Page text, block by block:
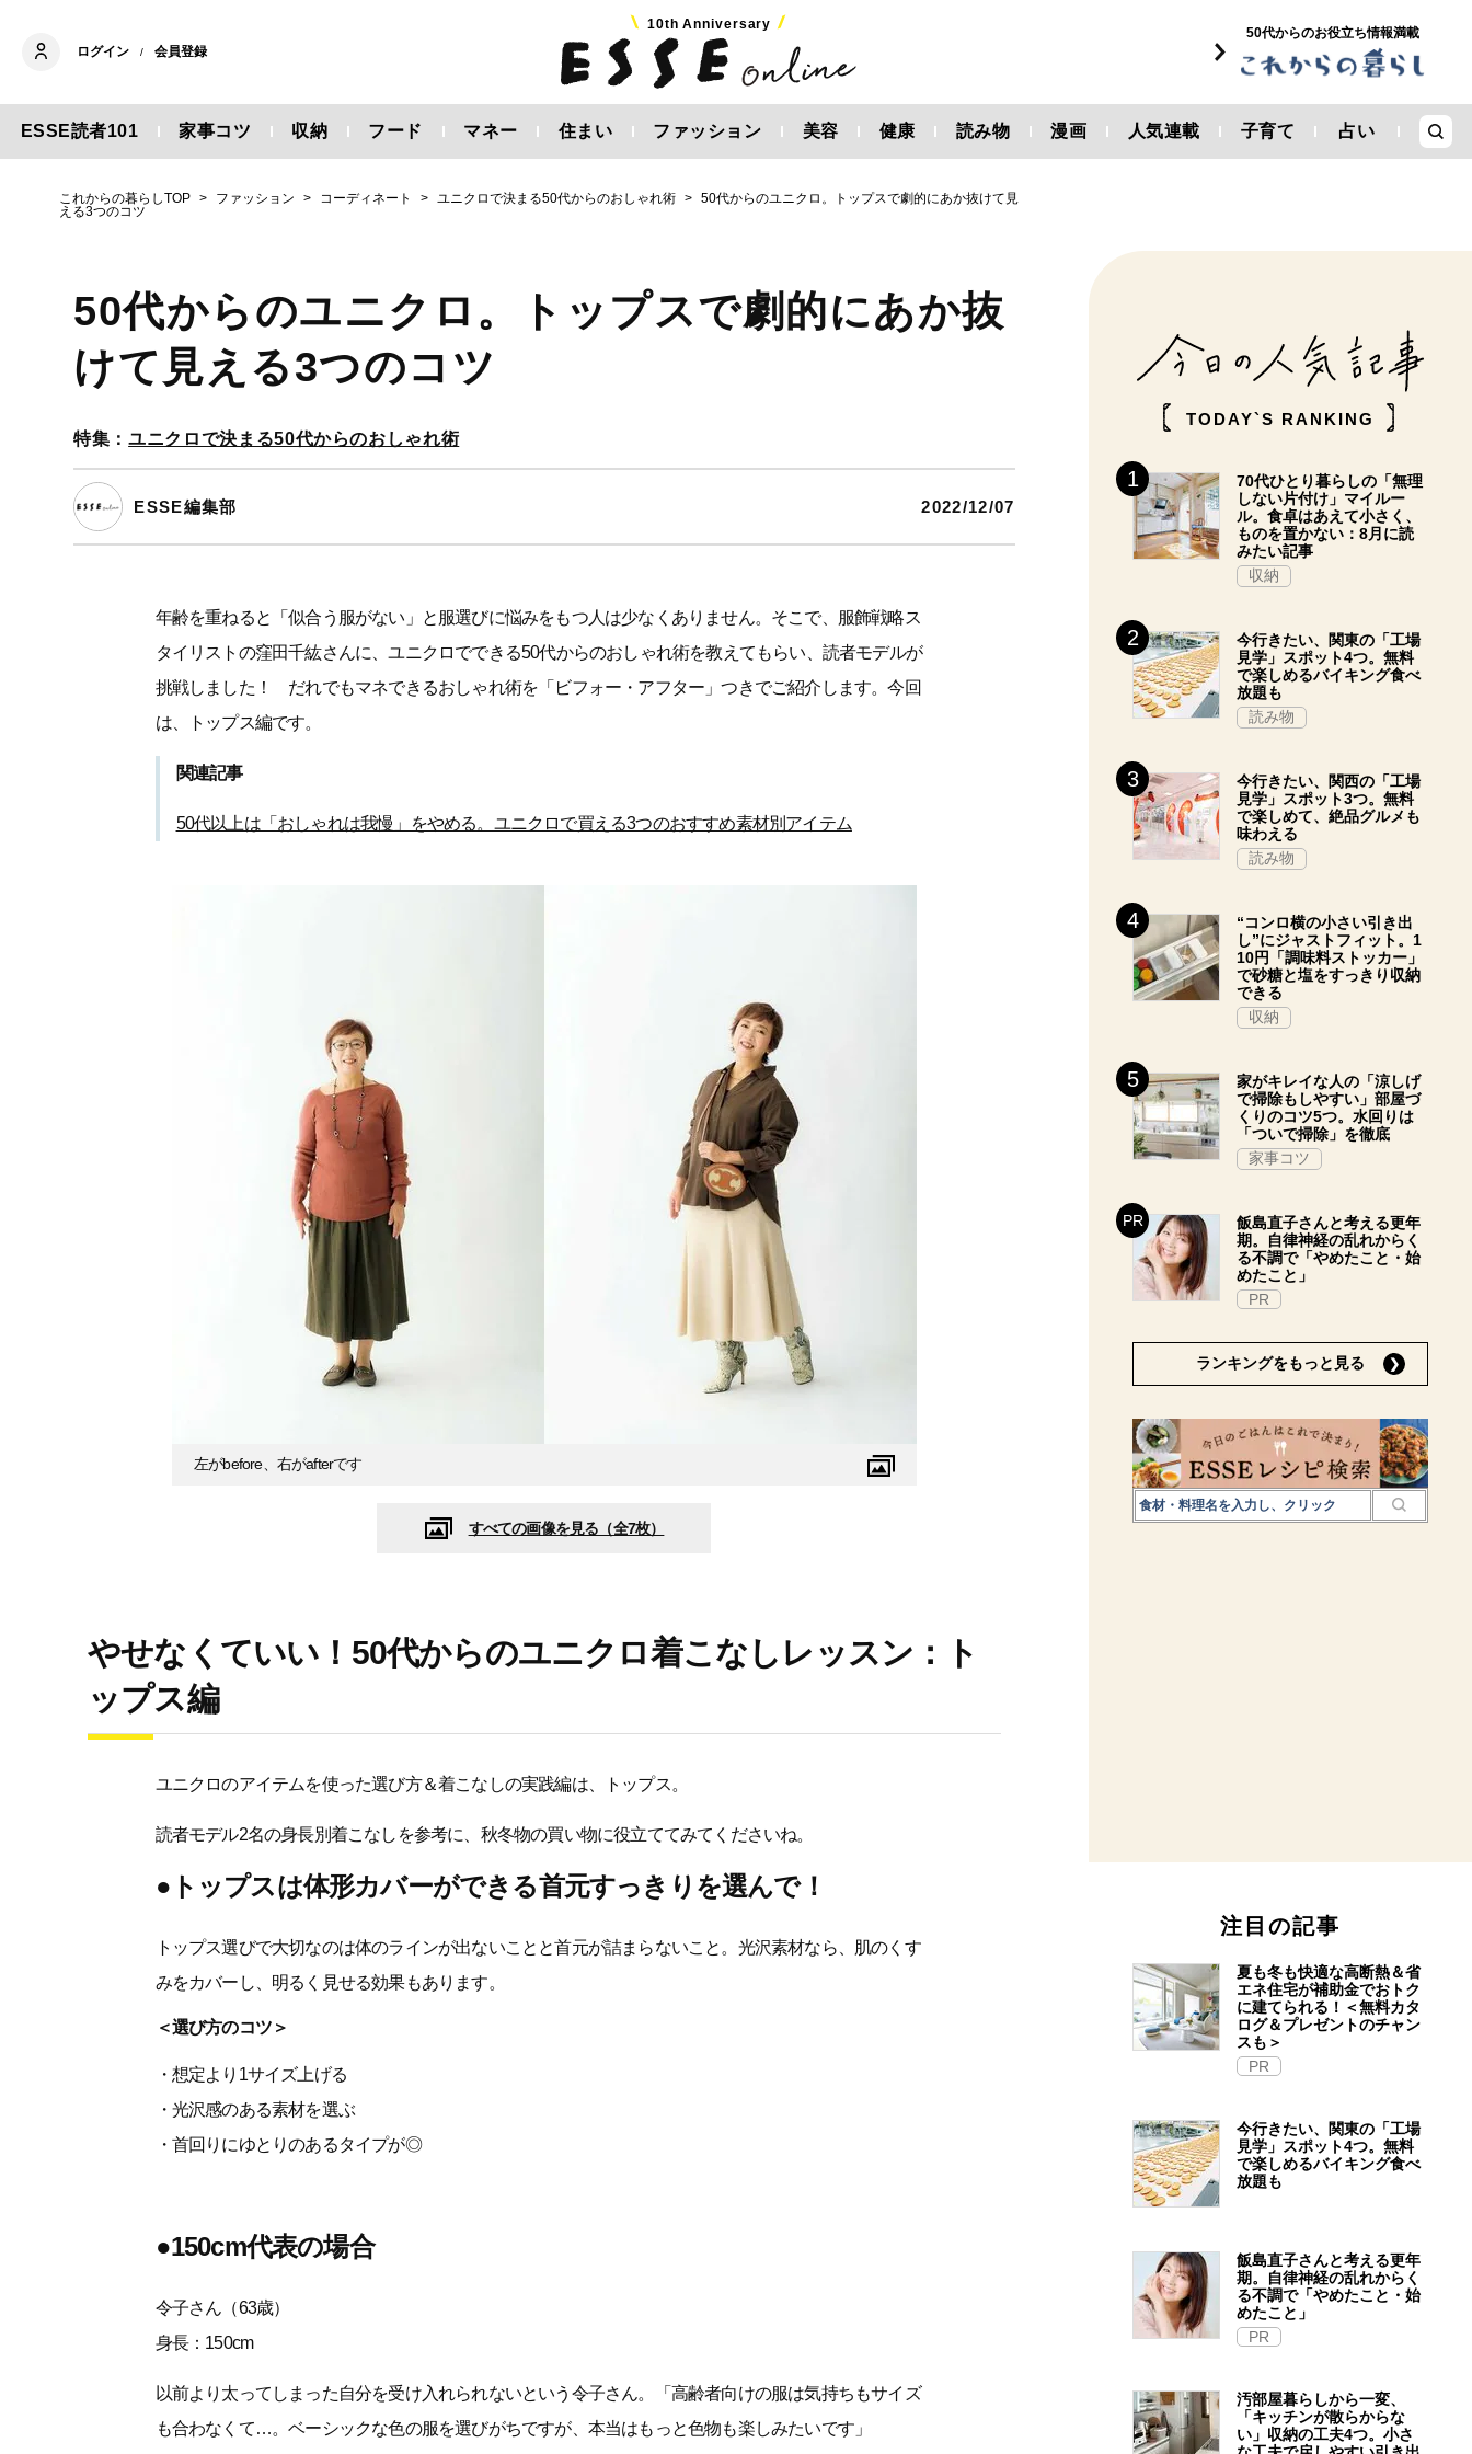
ログイン / 会員登録
10th Anniversary
50代からのお役立ち情報満載
ESSE読者101 家事コツ 収納 フード マネー 住まい ファッション 美容 健康 読み物 漫画 人気連載 子育て 占い
これからの暮らしTOP ファッション コーディネート ユニクロで決まる50代からのおしゃれ術
50代からのユニクロ。トップスで劇的にあか抜けて見
える3つのコツ
50代からのユニクロ。トップスで劇的にあか抜
けて見える3つのコツ
特集：ユニクロで決まる50代からのおしゃれ術
ESSE編集部 2022/12/07
年齢を重ねると「似合う服がない」と服選びに悩みをもつ人は少なくありません。そこで、服飾戦略ス
タイリストの窪田千紘さんに、ユニクロでできる50代からのおしゃれ術を教えてもらい、読者モデルが
挑戦しました！ だれでもマネできるおしゃれ術を「ビフォー・アフター」つきでご紹介します。今回
は、トップス編です。
関連記事
50代以上は「おしゃれは我慢」をやめる。ユニクロで買える3つのおすすめ素材別アイテム
左がbefore、右がafterです
すべての画像を見る（全7枚）
やせなくていい！50代からのユニクロ着こなしレッスン：ト
ップス編
ユニクロのアイテムを使った選び方＆着こなしの実践編は、トップス。
読者モデル2名の身長別着こなしを参考に、秋冬物の買い物に役立ててみてくださいね。
●トップスは体形カバーができる首元すっきりを選んで！
トップス選びで大切なのは体のラインが出ないことと首元が詰まらないこと。光沢素材なら、肌のくす
みをカバーし、明るく見せる効果もあります。
＜選び方のコツ＞
・想定より1サイズ上げる
・光沢感のある素材を選ぶ
・首回りにゆとりのあるタイプが◎
●150cm代表の場合
令子さん（63歳）
身長：150cm
以前より太ってしまった自分を受け入れられないという令子さん。「高齢者向けの服は気持ちもサイズ
も合わなくて…。ベーシックな色の服を選びがちですが、本当はもっと色物も楽しみたいです」
TODAY`S RANKING
70代ひとり暮らしの「無理
しない片付け」マイルー
ル。食卓はあえて小さく、
ものを置かない：8月に読
みたい記事
収納
今行きたい、関東の「工場
見学」スポット4つ。無料
で楽しめるバイキング食べ
放題も
読み物
今行きたい、関西の「工場
見学」スポット3つ。無料
で楽しめて、絶品グルメも
味わえる
読み物
“コンロ横の小さい引き出
し”にジャストフィット。1
10円「調味料ストッカー」
で砂糖と塩をすっきり収納
できる
収納
家がキレイな人の「涼しげ
で掃除もしやすい」部屋づ
くりのコツ5つ。水回りは
「ついで掃除」を徹底
家事コツ
飯島直子さんと考える更年
期。自律神経の乱れからく
る不調で「やめたこと・始
めたこと」
PR
ランキングをもっと見る
注目の記事
夏も冬も快適な高断熱＆省
エネ住宅が補助金でおトク
に建てられる！＜無料カタ
ログ＆プレゼントのチャン
スも＞
PR
今行きたい、関東の「工場
見学」スポット4つ。無料
で楽しめるバイキング食べ
放題も
飯島直子さんと考える更年
期。自律神経の乱れからく
る不調で「やめたこと・始
めたこと」
PR
汚部屋暮らしから一変、
「キッチンが散らからな
い」収納の工夫4つ。小さ